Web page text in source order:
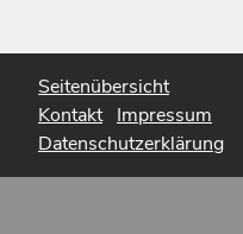
Seitenübersicht
Kontakt Impressum
Datenschutzerklärung